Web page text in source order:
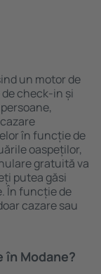
un motor de
check-in și
în funcție de
oaspeților,
gratuită va
putea găsi
În funcție de
cazare sau
Modane?